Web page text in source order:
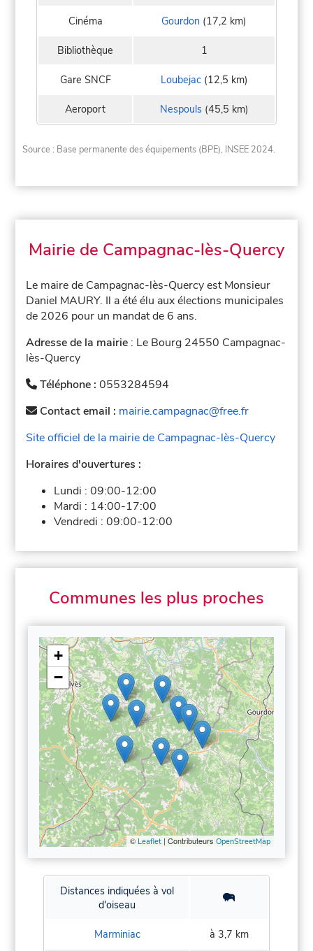
Cinéma Gourdon (17,2 km)
Bibliothèque 1
Gare SNCF Loubejac(12,5 km)
Aeroport Nespouls(45,5 km)
Source : Base permanente des équipements (BPE), INSEE 2024.
Mairie de Campagnac-lès-Quercy
Le maire de Campagnac-lès-Quercy est Monsieur
Daniel MAURY. Il a été élu aux élections municipales
de 2026 pour un mandat de 6 ans.
Adresse de la mairie : Le Bourg 24550 Campagnac-
lès-Quercy
Téléphone :0553284594
Contact email : mairie.campagnac@free.fr
Site officiel de la mairie de Campagnac-lès-Quercy
Horaires d'ouvertures :
Lundi :09:00-12:00
Mardi : 14:00-17:00
Vendredi :09:00-12:00
Communes les plus proches
+
−
© Leaflet| Contributeurs OpenStreetMap
Distances indiquées à vol
d'oiseau
Marminiac à 3,7 km